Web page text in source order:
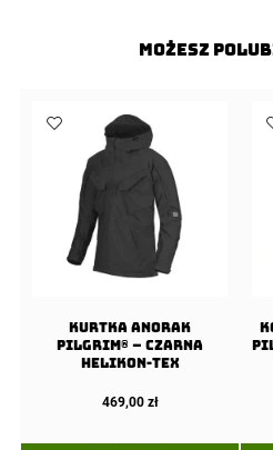
Możesz
Kurtka Anorak
PILGRIM® – Czarna
Helikon-Tex
469,00 zł